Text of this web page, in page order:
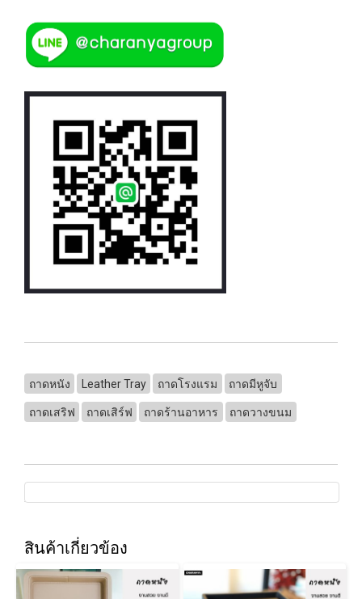
ถาดหนัง Leather Tray ถาดโรงแรม ถาดมีหูจับ
ถาดเสริฟ ถาดเสิร์ฟ ถาดร้านอาหาร ถาดวางขนม
สินค้าเกี่ยวข้อง